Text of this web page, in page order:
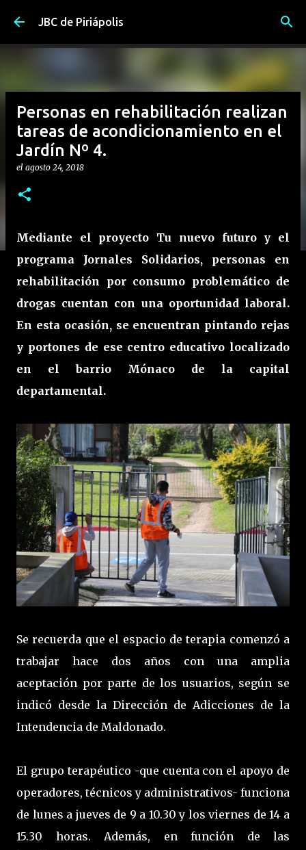
Ir al contenido principal
JBC de Piriápolis
Personas en rehabilitación realizan
tareas de acondicionamiento en el
Jardín Nº 4.
el agosto 24, 2018
Mediante el proyecto Tu nuevo futuro y el
programa Jornales Solidarios, personas en
rehabilitación por consumo problemático de
drogas cuentan con una oportunidad laboral.
En esta ocasión, se encuentran pintando rejas
y portones de ese centro educativo localizado
en el barrio Mónaco de la capital
departamental.
Se recuerda que el espacio de terapia comenzó a
trabajar hace dos años con una amplia
aceptación por parte de los usuarios, según se
indicó desde la Dirección de Adicciones de la
Intendencia de Maldonado.
El grupo terapéutico -que cuenta con el apoyo de
operadores, técnicos y administrativos- funciona
de lunes a jueves de 9 a 10.30 y los viernes de 14 a
15.30 horas. Además, en función de las